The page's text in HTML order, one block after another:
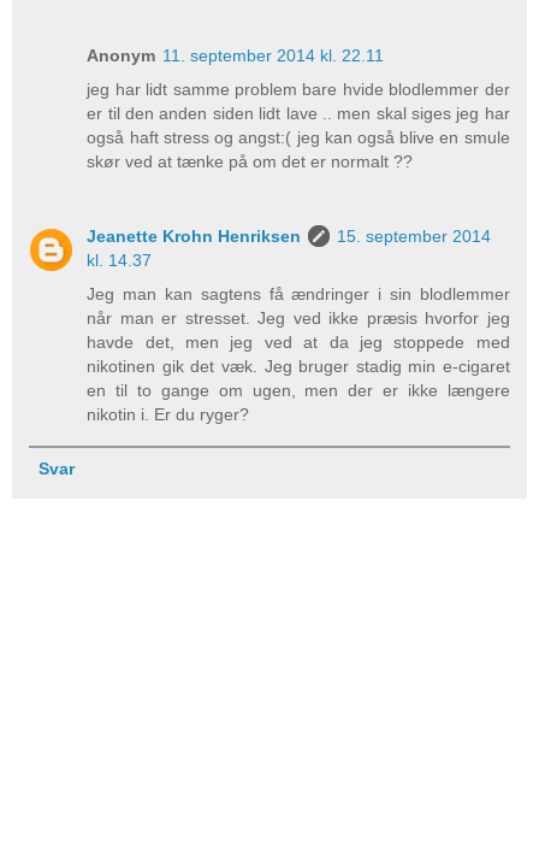
Anonym 11. september 2014 kl. 22.11
jeg har lidt samme problem bare hvide blodlemmer der
er til den anden siden lidt lave .. men skal siges jeg har
også haft stress og angst:( jeg kan også blive en smule
skør ved at tænke på om det er normalt ??
Jeanette Krohn Henriksen
15. september 2014
kl. 14.37
Jeg man kan sagtens få ændringer i sin blodlemmer
når man er stresset. Jeg ved ikke præsis hvorfor jeg
havde det, men jeg ved at da jeg stoppede med
nikotinen gik det væk. Jeg bruger stadig min e-cigaret
en til to gange om ugen, men der er ikke længere
nikotin i. Er du ryger?
Svar